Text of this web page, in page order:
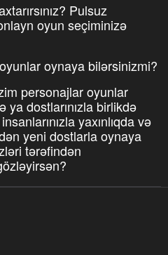
Pulsuz
oyun seçiminizə
oynaya bilərsinizmi?
personajlar oyunlar
dostlarınızla birlikdə
yaxınlıqda və
yeni dostlarla oynaya
tərəfindən